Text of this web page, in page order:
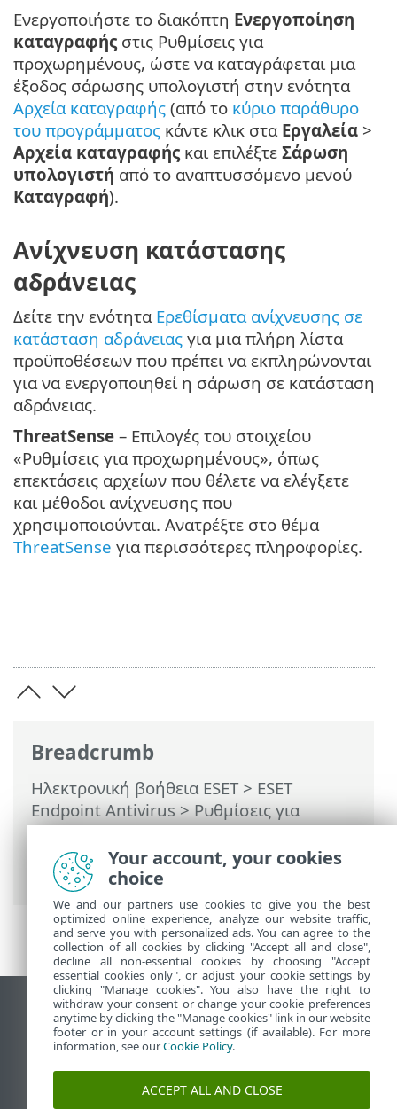
Breadcrumb
Ηλεκτρονική βοήθεια ESET> ESET
Endpoint Antivirus>Ρυθμίσεις για
προχωρημένους>Σαρώσεις>Σάρωση
συσκευής > Σάρωση σε κατάσταση
αδράνειας
Ενεργοποιήστε το διακόπτη Ενεργοποίηση
καταγραφής στις Ρυθμίσεις για
προχωρημένους, ώστε να καταγράφεται μια
έξοδος σάρωσης υπολογιστή στην ενότητα
Αρχεία καταγραφής (από το κύριο παράθυρο
του προγράμματος κάντε κλικ στα Εργαλεία >
Αρχεία καταγραφής και επιλέξτε Σάρωση
υπολογιστή από το αναπτυσσόμενο μενού
Καταγραφή).
Ανίχνευση κατάστασης
αδράνειας
Δείτε την ενότητα Ερεθίσματα ανίχνευσης σε
κατάσταση αδράνειας για μια πλήρη λίστα
προϋποθέσεων που πρέπει να εκπληρώνονται
για να ενεργοποιηθεί η σάρωση σε κατάσταση
αδράνειας.
ThreatSense – Επιλογές του στοιχείου
«Ρυθμίσεις για προχωρημένους», όπως
επεκτάσεις αρχείων που θέλετε να ελέγξετε
και μέθοδοι ανίχνευσης που
χρησιμοποιούνται. Ανατρέξτε στο θέμα
ThreatSense για περισσότερες πληροφορίες.
Προβολή ιστότοπου επιφάνειας εργασίας
End of Life
Γνωσιακή βάση ESET
Ομάδα συζήτησης ESET
ESET Status Portal
Your account, your cookies
choice
We and our partners use cookies to give you the best
optimized online experience, analyze our website traffic,
and serve you with personalized ads. You can agree to the
collection of all cookies by clicking "Accept all and close",
decline all non-essential cookies by choosing "Accept
essential cookies only", or adjust your cookie settings by
clicking "Manage cookies". You also have the right to
withdraw your consent or change your cookie preferences
anytime by clicking the "Manage cookies" link in our website
footer or in your account settings (if available). For more
information, see ourCookie Policy.
ACCEPT ALL AND CLOSE